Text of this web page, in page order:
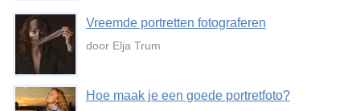
Vreemde portretten fotograferen
door Elja Trum
Hoe maak je een goede portretfoto?